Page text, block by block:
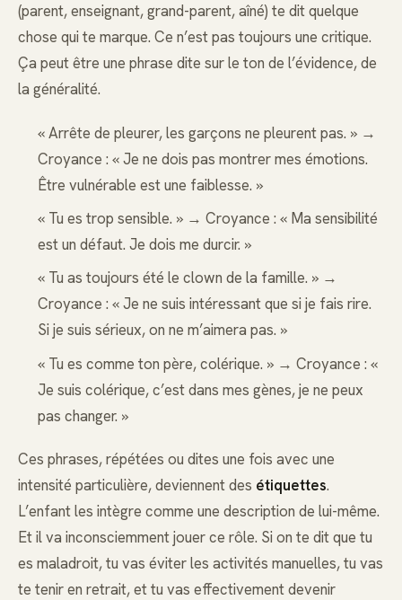
(parent, enseignant, grand-parent, aîné) te dit quelque
chose qui te marque. Ce n’est pas toujours une critique.
Ça peut être une phrase dite sur le ton de l’évidence, de
la généralité.
« Arrête de pleurer, les garçons ne pleurent pas. » →
Croyance : « Je ne dois pas montrer mes émotions.
Être vulnérable est une faiblesse. »
« Tu es trop sensible. » → Croyance : « Ma sensibilité
est un défaut. Je dois me durcir. »
« Tu as toujours été le clown de la famille. » →
Croyance : « Je ne suis intéressant que si je fais rire.
Si je suis sérieux, on ne m’aimera pas. »
« Tu es comme ton père, colérique. » → Croyance : «
Je suis colérique, c’est dans mes gènes, je ne peux
pas changer. »
Ces phrases, répétées ou dites une fois avec une
intensité particulière, deviennent des étiquettes.
L’enfant les intègre comme une description de lui-même.
Et il va inconsciemment jouer ce rôle. Si on te dit que tu
es maladroit, tu vas éviter les activités manuelles, tu vas
te tenir en retrait, et tu vas effectivement devenir